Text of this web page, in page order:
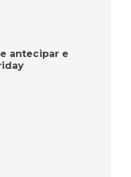
antecipar e